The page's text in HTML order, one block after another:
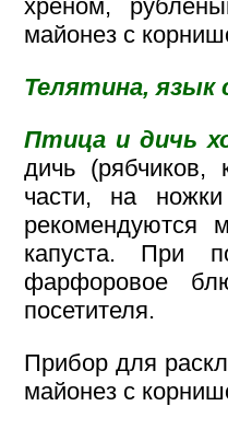
хреном,
майонез с
Телятина, язык
Птица и дичь
дичь (рябчиков,
части, на
рекомендуются
капуста. При
фарфоровое
посетителя.
Прибор для
майонез с